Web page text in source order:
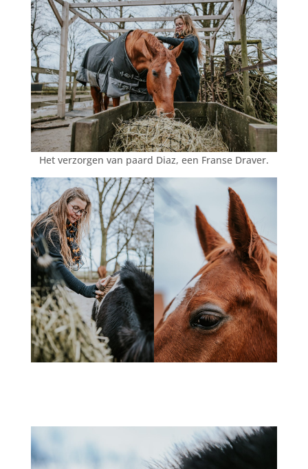
Het verzorgen van paard Diaz, een Franse Draver.